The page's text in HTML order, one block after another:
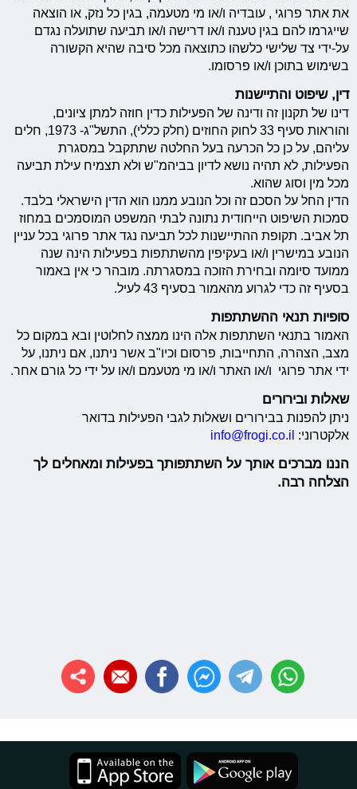
את אתר פרוגי , עובדיה ו/או מי מטעמה, בגין כל נזק, או הוצאה
שייגרמו להם בגין טענה ו/או דרישה ו/או תביעה שתועלה נגדם
על-ידי צד שלישי כלשהו כתוצאה מכל סיבה שהיא הקשורה
בשימוש בתוכן ו/או פרסומו.
דין, שיפוט והתיישנות
דינו של תקנון זה ודינה של הפעילות כדין חוזה למתן ציונים,
והוראות סעיף 33 לחוק החוזים (חלק כללי), התשל"ג- 1973, חלים
עליהם, על כן כל הכרעה בעל החלטה שתתקבל במסגרת
הפעילות, לא תהיה נושא לדיון בביהמ"ש ולא תצמיח עילת תביעה
מכל מין וסוג שהוא.
הדין החל על הסכם זה וכל הנובע ממנו הוא הדין הישראלי בלבד.
סמכות השיפוט הייחודית נתונה לבתי המשפט המוסמכים במחוז
תל אביב. תקופת ההתיישנות לכל תביעה נגד אתר פרוגי בכל עניין
הנובע במישרין ו/או בעקיפין מהשתתפות בפעילות הינה שנה
ממועד סיומה ובחירת הזוכה במסגרתה. מובהר כי אין באמור
בסעיף זה כדי לגרוע מהאמור בסעיף 43 לעיל.
סופיות תנאי ההשתתפות
האמור בתנאי השתתפות אלה הינו ממצה לחלוטין ובא במקום כל
מצב, הצהרה, התחייבות, פרסום וכיו"ב אשר ניתנו, אם ניתנו, על
ידי אתר פרוגי ו/או האתר ו/או מי מטעמם ו/או על ידי כל גורם אחר.
שאלות ובירורים
ניתן להפנות בבירורים ושאלות לגבי הפעילות בדואר
אלקטרוני: info@frogi.co.il
הננו מברכים אותך על השתתפותך בפעילות ומאחלים לך
הצלחה רבה.